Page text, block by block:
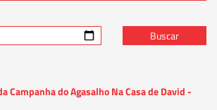
Buscar
Campanha do Agasalho Na Casa de David -